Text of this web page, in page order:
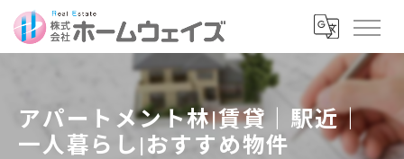
アパートメント林|賃貸｜駅近｜
一人暮らし|おすすめ物件